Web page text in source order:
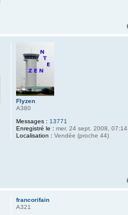
Flyzen
A380
Messages : 13771
Enregistré le : mer. 24 sept. 2008, 07:14
Localisation : Vendée (proche 44)
francorifain
A321